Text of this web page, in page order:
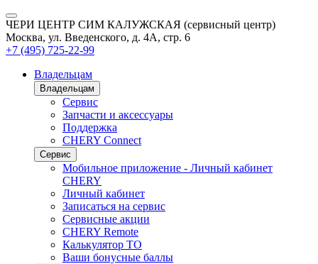
ЧЕРИ ЦЕНТР СИМ КАЛУЖСКАЯ (сервисный центр)
Москва, ул. Введенского, д. 4А, стр. 6
+7 (495) 725-22-99
Владельцам
Владельцам
Сервис
Запчасти и аксессуары
Поддержка
CHERY Connect
Сервис
Мобильное приложение - Личный кабинет
CHERY
Личный кабинет
Записаться на сервис
Сервисные акции
CHERY Remote
Калькулятор ТО
Ваши бонусные баллы